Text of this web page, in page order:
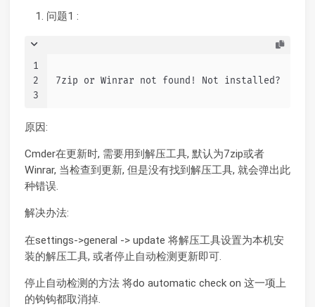
问题1 :
1
2
3
7zip or Winrar not found! Not installed?
原因:
Cmder在更新时, 需要用到解压工具, 默认为7zip或者
Winrar, 当检查到更新, 但是没有找到解压工具, 就会弹出此
种错误.
解决办法:
在settings->general -> update 将解压工具设置为本机安
装的解压工具, 或者停止自动检测更新即可.
停止自动检测的方法 将do automatic check on 这一项上
的钩钩都取消掉.